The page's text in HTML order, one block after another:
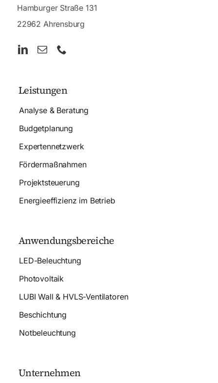
Hamburger Straße 131
22962 Ahrensburg
Leistungen
Analyse & Beratung
Budgetplanung
Expertennetzwerk
Fördermaßnahmen
Projektsteuerung
Energieeffizienz im Betrieb
Anwendungsbereiche
LED-Beleuchtung
Photovoltaik
LUBI Wall & HVLS-Ventilatoren
Beschichtung
Notbeleuchtung
Unternehmen